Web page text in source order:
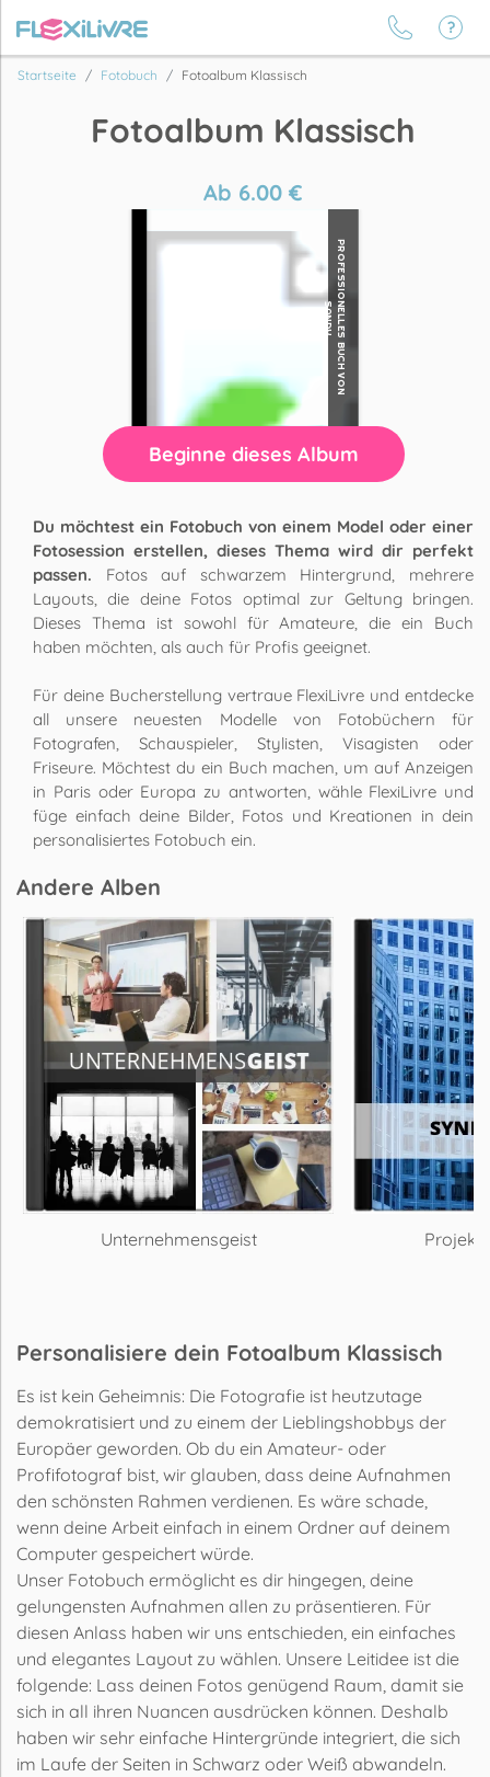
Startseite Fotobuch Fotoalbum Klassisch
Fotoalbum Klassisch
Ab 6.00 €
Beginne dieses Album
Du möchtest ein Fotobuch von einem Model oder einer
Fotosession erstellen, dieses Thema wird dir perfekt
passen. Fotos auf schwarzem Hintergrund, mehrere
Layouts, die deine Fotos optimal zur Geltung bringen.
Dieses Thema ist sowohl für Amateure, die ein Buch
haben möchten, als auch für Profis geeignet.
Für deine Bucherstellung vertraue FlexiLivre und entdecke
all unsere neuesten Modelle von Fotobüchern für
Fotografen, Schauspieler, Stylisten, Visagisten oder
Friseure. Möchtest du ein Buch machen, um auf Anzeigen
in Paris oder Europa zu antworten, wähle FlexiLivre und
füge einfach deine Bilder, Fotos und Kreationen in dein
personalisiertes Fotobuch ein.
Andere Alben
Unternehmensgeist Projekt
Personalisiere dein Fotoalbum Klassisch
Es ist kein Geheimnis: Die Fotografie ist heutzutage
demokratisiert und zu einem der Lieblingshobbys der
Europäer geworden. Ob du ein Amateur- oder
Profifotograf bist, wir glauben, dass deine Aufnahmen
den schönsten Rahmen verdienen. Es wäre schade,
wenn deine Arbeit einfach in einem Ordner auf deinem
Computer gespeichert würde.
Unser Fotobuch ermöglicht es dir hingegen, deine
gelungensten Aufnahmen allen zu präsentieren. Für
diesen Anlass haben wir uns entschieden, ein einfaches
und elegantes Layout zu wählen. Unsere Leitidee ist die
folgende: Lass deinen Fotos genügend Raum, damit sie
sich in all ihren Nuancen ausdrücken können. Deshalb
haben wir sehr einfache Hintergründe integriert, die sich
im Laufe der Seiten in Schwarz oder Weiß abwandeln.